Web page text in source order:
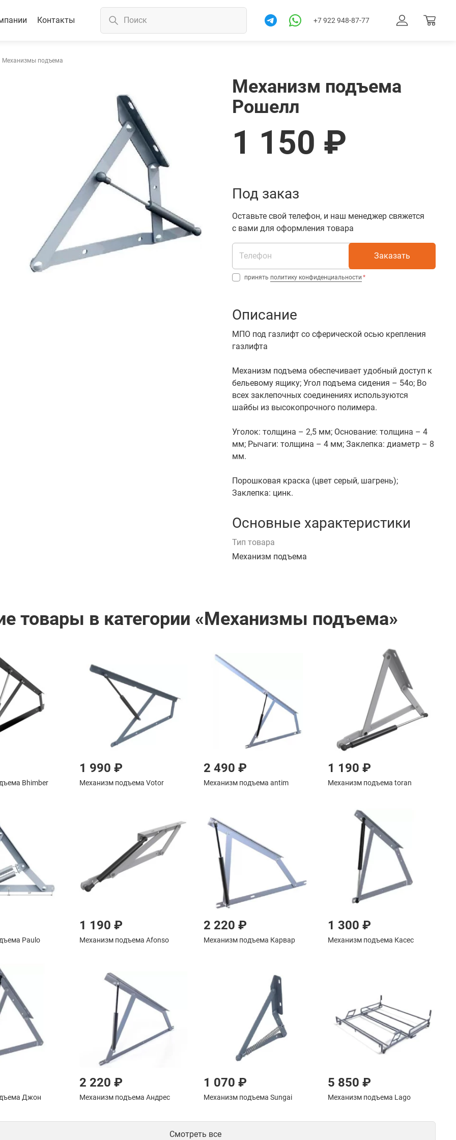
Контакты +7 922 948-87-77
Механизмы подъема
Механизм подъема
Рошелл
1 150 ₽
Под заказ
Оставьте свой телефон, и наш менеджер свяжется
с вами для оформления товара
Заказать
принять политику конфиденциальности
Описание
МПО под газлифт со сферической осью крепления
газлифта
Механизм подъема обеспечивает удобный доступ к
бельевому ящику; Угол подъема сидения – 54о; Во
всех заклепочных соединениях используются
шайбы из высокопрочного полимера.
Уголок: толщина – 2,5 мм; Основание: толщина – 4
мм; Рычаги: толщина – 4 мм; Заклепка: диаметр – 8
мм.
Порошковая краска (цвет серый, шагрень);
Заклепка: цинк.
Основные характеристики
Тип товара
Механизм подъема
товары в категории «Механизмы подъема»
Bhimber
1 990 ₽
Механизм подъема Votor
2 490 ₽
Механизм подъема antim
1 190 ₽
Механизм подъема toran
Paulo
1 190 ₽
Механизм подъема Afonso
2 220 ₽
Механизм подъема Карвар
1 300 ₽
Механизм подъема Касес
Джон
2 220 ₽
Механизм подъема Андрес
1 070 ₽
Механизм подъема Sungai
5 850 ₽
Механизм подъема Lago
Смотреть все